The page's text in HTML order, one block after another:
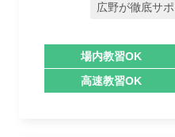
講習ト
広野が徹底サポ
場内教習OK
高速教習OK